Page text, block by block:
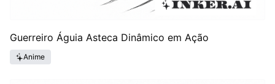
Guerreiro Águia Asteca Dinâmico em Ação
Anime